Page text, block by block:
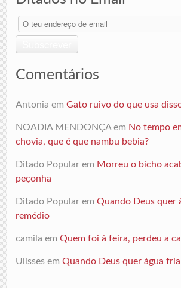
O
teu
de
email
Comentários
Antonia emGato ruivo do que usa
NOADIA MENDONÇAem No tempo
chovia, que é que nambu bebia?
Ditado Popular em Morreu o bicho
peçonha
Ditado Popular emQuando Deus quer
remédio
camila emQuem foi à feira, perdeu a
Ulisses emQuando Deus quer água